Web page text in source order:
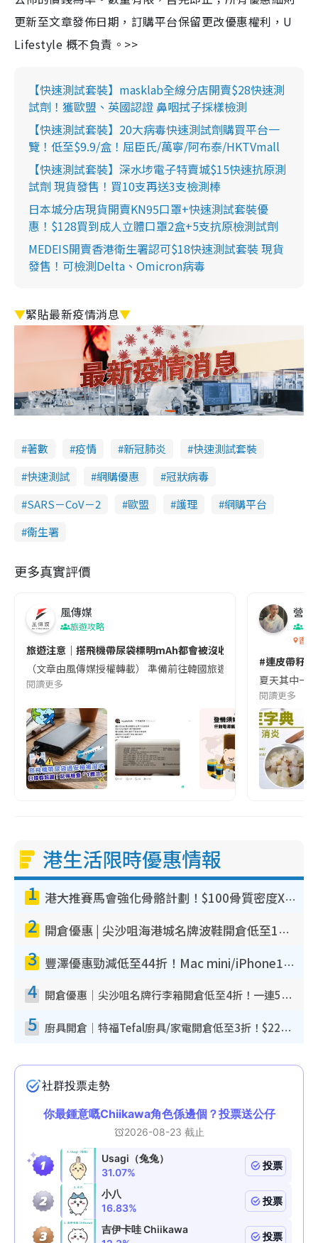
更新至文章發佈日期，訂購平台保留更改優惠權利，U
Lifestyle 概不負責。>>
【快速測試套裝】masklab全線分店開賣$28快速測
試劑！獲歐盟、英國認證 鼻咽拭子採樣檢測
【快速測試套裝】20大病毒快速測試劑購買平台一
覽！低至$9.9/盒！屈臣氏/萬寧/阿布泰/HKTVmall
【快速測試套裝】深水埗電子特賣城$15快速抗原測
試劑 現貨發售！買10支再送3支檢測棒
日本城分店現貨開賣KN95口罩+快速測試套裝優
惠！$128買到成人立體口罩2盒+5支抗原檢測試劑
MEDEIS開賣香港衛生署認可$18快速測試套裝 現貨
發售！可檢測Delta、Omicron病毒
▼緊貼最新疫情消息▼
著數 疫情 新冠肺炎
快速測試套裝
快速測試
網購優惠
冠狀病毒
SARS－CoV－2
歐盟 護理
網購平台
衞生署
更多真實評價
風傳媒
旅遊攻略
旅遊注意｜搭飛機帶尿袋標明mAh都會被沒收😱出發前切記檢查
（文章由風傳媒授權轉載） 準備前往韓國旅遊的民眾，近期要
閱讀更多
營養
香港
#連皮帶籽
夏天其中一
閱讀更多
港生活限時優惠情報
1 港大推賽馬會強化骨骼計劃！$100骨質密度X光檢查 完成免費運動訓練送超市禮券！附參加資格
2 開倉優惠 | 尖沙咀海港城名牌波鞋開倉低至1折！On鞋$899起／Joy&Peace鞋履$98起
3 豐澤優惠勁減低至44折！Mac mini/iPhone17Pro大減價！廚房家電$220起
4 開倉優惠｜尖沙咀名牌行李箱開倉低至4折！一連5日 American Tourister/ace./Hallmark $200起！
5 廚具開倉｜特福Tefal廚具/家電開倉低至3折！$220起買平底鍋/炒鑊/湯煲！電飯煲/吸塵機/燙斗$418起